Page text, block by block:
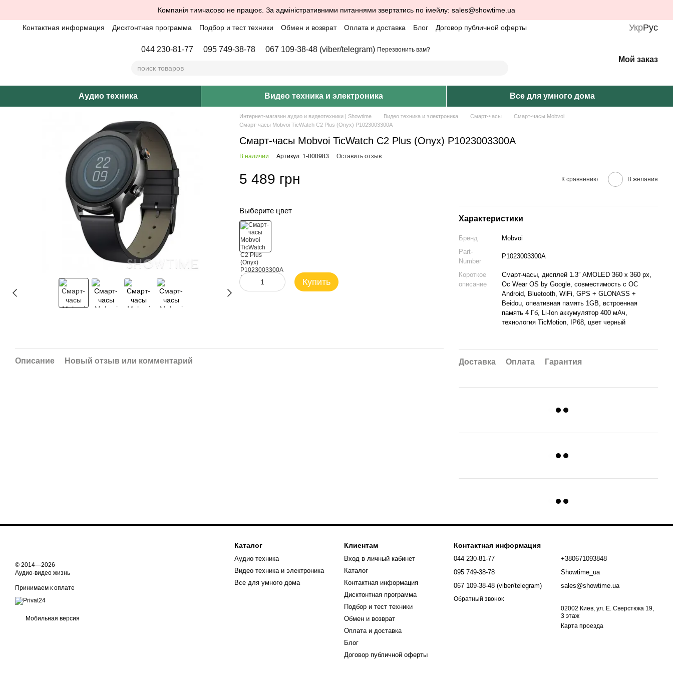
Компанія тимчасово не працює. За адміністративними питаннями звертатись по імейлу: sales@showtime.ua
Контактная информация Дисктонтная программа Подбор и тест техники Обмен и возврат Оплата и доставка Блог Договор публичной оферты УкрРус
044 230-81-77 095 749-38-78 067 109-38-48 (viber/telegram) Перезвонить вам?
Мой заказ
Аудио техника Видео техника и электроника Все для умного дома
Интернет-магазин аудио и видеотехники | Showtime Видео техника и электроника Смарт-часы
Смарт-часы Mobvoi
Смарт-часы Mobvoi TicWatch C2 Plus (Onyx) P1023003300A
Смарт-часы Mobvoi TicWatch C2 Plus (Onyx) P1023003300A
В наличии Артикул: 1-000983 Оставить отзыв
5 489 грн К сравнению В желания
Выберите цвет
Купить
Характеристики
Бренд
Mobvoi
Part-
Number
P1023003300A
Короткое
описание
Смарт-часы, дисплей 1.3” AMOLED 360 x 360 px,
Ос Wear OS by Google, совместимость с ОС
Android, Bluetooth, WiFi, GPS + GLONASS +
Beidou, опеативная память 1GB, встроенная
память 4 Гб, Li-Ion аккумулятор 400 мАч,
технология TicMotion, IP68, цвет черный
Доставка Оплата Гарантия
Описание Новый отзыв или комментарий
© 2014—2026
Аудио-видео жизнь
Принимаем к оплате
Мобильная версия
Каталог
Аудио техника
Видео техника и электроника
Все для умного дома
Клиентам
Вход в личный кабинет
Каталог
Контактная информация
Дисктонтная программа
Подбор и тест техники
Обмен и возврат
Оплата и доставка
Блог
Договор публичной оферты
Контактная информация
044 230-81-77
095 749-38-78
067 109-38-48 (viber/telegram)
Обратный звонок
+380671093848
Showtime_ua
sales@showtime.ua
02002 Киев, ул. Е. Сверстюка 19,
3 этаж
Карта проезда